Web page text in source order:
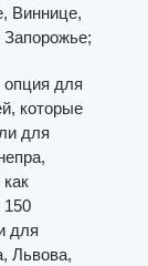
Виннице,
для
которые
для
для
Львова,